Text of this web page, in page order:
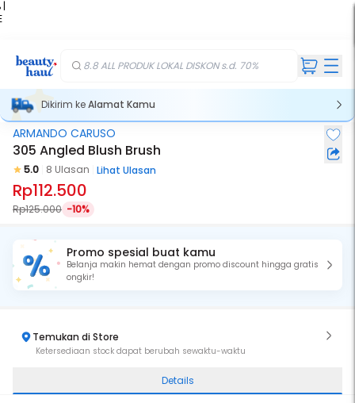
|
8.8 ALL PRODUK LOKAL DISKON s.d. 70%
Dikirim keAlamat Kamu
ARMANDO CARUSO
305 Angled Blush Brush
5.0 8 Ulasan Lihat Ulasan
Rp112.500
Rp125.000 -10%
Promo spesial buat kamu
Belanja makin hemat dengan promo discount hingga gratis
ongkir!
Temukan di Store
Ketersediaan stock dapat berubah sewaktu-waktu
Details